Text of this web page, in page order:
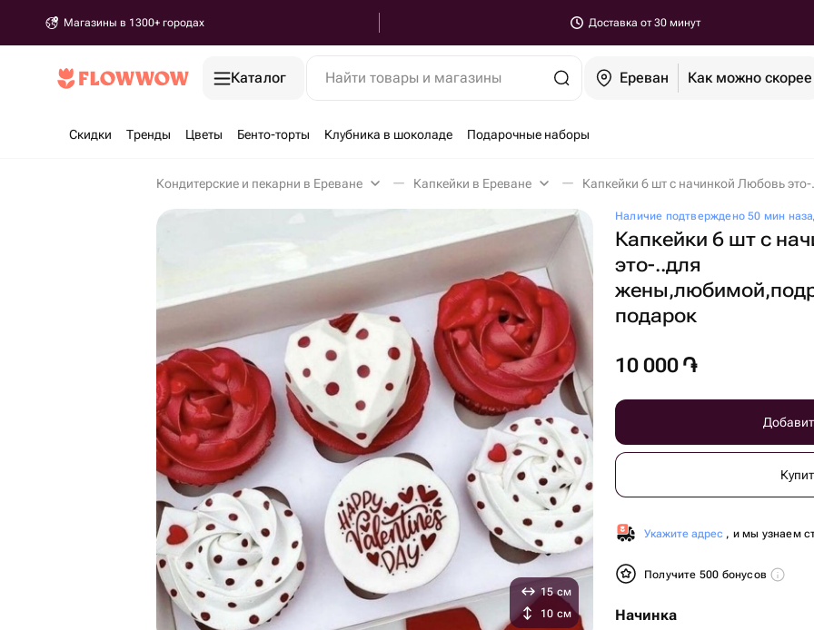
Магазины в 1300+ городах Доставка от 30 минут
Каталог Найти товары и магазины Ереван Как можно скорее
Скидки Тренды Цветы Бенто-торты Клубника в шоколаде Подарочные наборы
Кондитерские и пекарни в Ереване Капкейки в Ереване
Наличие подтверждено 50 мин
Капкейки 6 шт с
это-️..для
подарок
10 000 ֏
Укажите адрес , и мы узнаем
Получите 500 бонусов
Начинка
15 см
10 см